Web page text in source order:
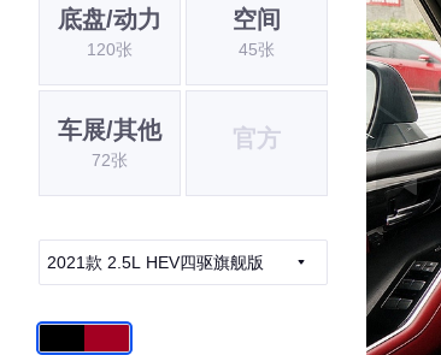
底盘/动力
120张
空间
45张
车展/其他
72张
官方
2021款 2.5L HEV四驱旗舰版